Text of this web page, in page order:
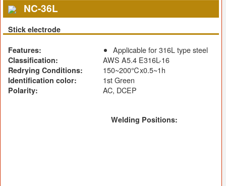
NC-36L
Stick electrode
Features: Applicable for 316L type steel
Classification: AWS A5.4 E316L-16
Redrying Conditions: 150~200℃x0.5~1h
Identification color: 1st Green
Polarity: AC, DCEP
Welding Positions: